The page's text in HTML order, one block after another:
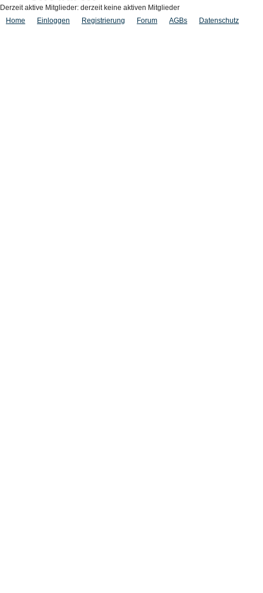
Derzeit aktive Mitglieder: derzeit keine aktiven Mitglieder
Home
Einloggen Registrierung Forum AGBs Datenschutz